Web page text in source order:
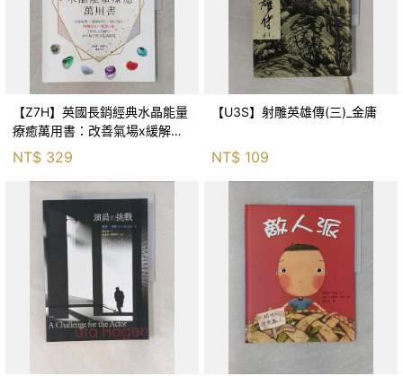
【Z7H】英國長銷經典水晶能量
療癒萬用書：改善氣場x緩解疼
痛x穩定身心x增加財富x促進人
緣，250種水晶礦石給你最完整
的生活對策_菲利
NT$ 329
【U3S】射雕英雄傳(三)_金庸
NT$ 109